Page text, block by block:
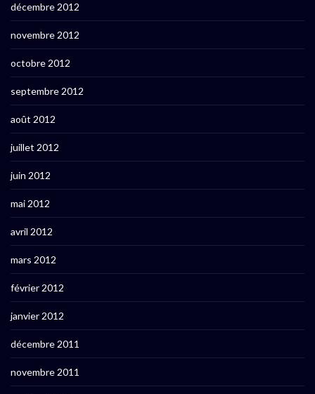
décembre 2012
novembre 2012
octobre 2012
septembre 2012
août 2012
juillet 2012
juin 2012
mai 2012
avril 2012
mars 2012
février 2012
janvier 2012
décembre 2011
novembre 2011